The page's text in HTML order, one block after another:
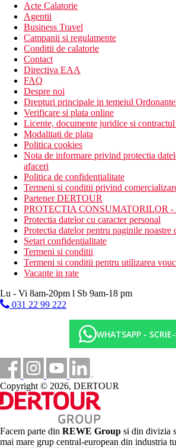
Acte Calatorie
Agentii
Business Travel
Campanii si regulamente
Conditii de calatorie
Contact
Directiva EAA
FAQ
Despre noi
Drepturi principale in temeiul
Verificare si plata online
Licente, documente juridice si
Modalitati de plata
Politica cookies
Nota de informare privind protectia
afaceri
Politica de confidentialitate
Termeni si conditii privind
Partener DERTOUR
PROTECTIA CONSUMATORILOR -
Protectia datelor cu caracter personal
Protectia datelor pentru paginile noastre
Setari confidentialitate
Termeni si conditii
Termeni si conditii pentru utilizarea
Vacante in rate
Lu - Vi 8am-20pm l Sb 9am-18 pm
031 22 99 222
WHATSAPP -
Copyright © 2026, DERTOUR
Facem parte din REWE Group si din divizia
mai mare grup central-european din industria